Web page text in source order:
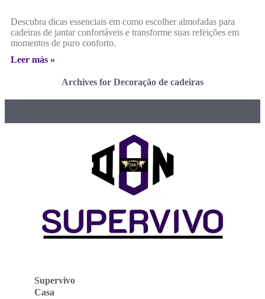
Descubra dicas essenciais em como escolher almofadas para
cadeiras de jantar confortáveis e transforme suas refeições em
momentos de puro conforto.
Leer más »
Archives for Decoração de cadeiras
Supervivo
Casa